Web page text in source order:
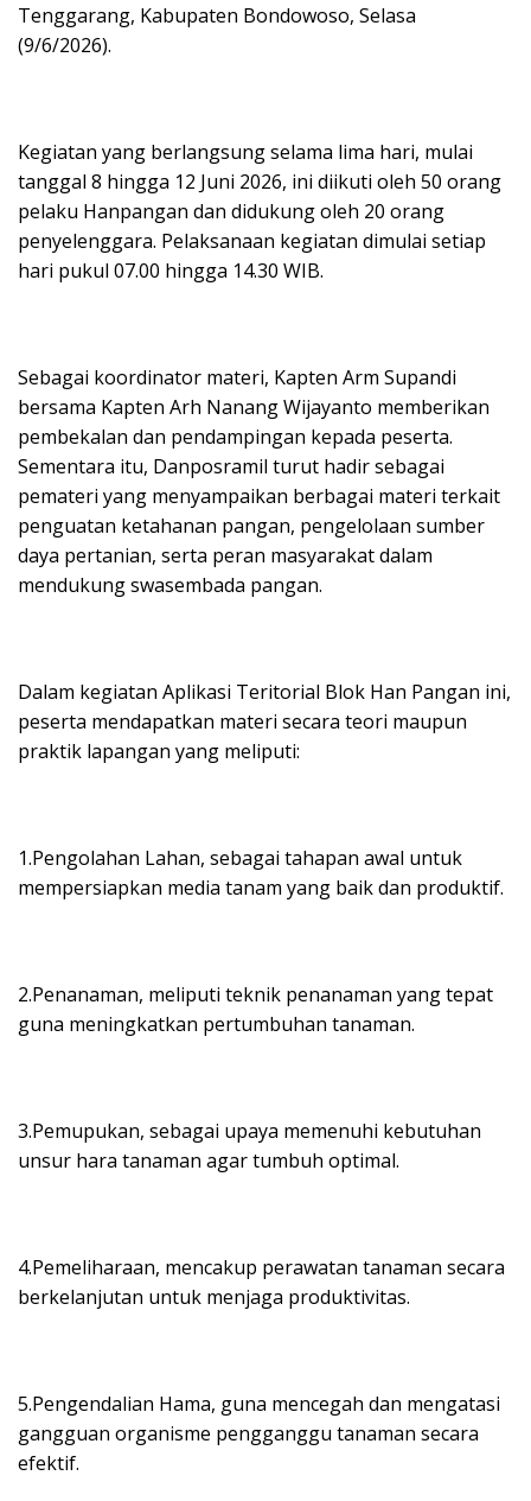
Tenggarang, Kabupaten Bondowoso, Selasa
(9/6/2026).
Kegiatan yang berlangsung selama lima hari, mulai
tanggal 8 hingga 12 Juni 2026, ini diikuti oleh 50 orang
pelaku Hanpangan dan didukung oleh 20 orang
penyelenggara. Pelaksanaan kegiatan dimulai setiap
hari pukul 07.00 hingga 14.30 WIB.
Sebagai koordinator materi, Kapten Arm Supandi
bersama Kapten Arh Nanang Wijayanto memberikan
pembekalan dan pendampingan kepada peserta.
Sementara itu, Danposramil turut hadir sebagai
pemateri yang menyampaikan berbagai materi terkait
penguatan ketahanan pangan, pengelolaan sumber
daya pertanian, serta peran masyarakat dalam
mendukung swasembada pangan.
Dalam kegiatan Aplikasi Teritorial Blok Han Pangan ini,
peserta mendapatkan materi secara teori maupun
praktik lapangan yang meliputi:
1.Pengolahan Lahan, sebagai tahapan awal untuk
mempersiapkan media tanam yang baik dan produktif.
2.Penanaman, meliputi teknik penanaman yang tepat
guna meningkatkan pertumbuhan tanaman.
3.Pemupukan, sebagai upaya memenuhi kebutuhan
unsur hara tanaman agar tumbuh optimal.
4.Pemeliharaan, mencakup perawatan tanaman secara
berkelanjutan untuk menjaga produktivitas.
5.Pengendalian Hama, guna mencegah dan mengatasi
gangguan organisme pengganggu tanaman secara
efektif.